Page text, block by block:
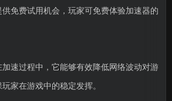
供免费试用机会，玩家可免费体验加速器的
加速过程中，它能够有效降低网络波动对游
家在游戏中的稳定发挥。